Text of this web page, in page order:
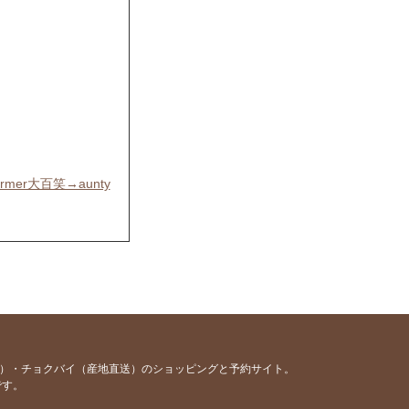
大百笑→aunty
チョクバイ（産地直送）のショッピングと予約サイト。
。